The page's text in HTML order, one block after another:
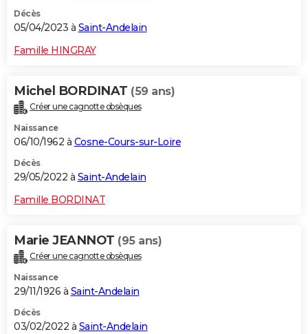
Décès
05/04/2023 à Saint-Andelain
Famille HINGRAY
Michel BORDINAT (59 ans)
Créer une cagnotte obsèques
Naissance
06/10/1962 à Cosne-Cours-sur-Loire
Décès
29/05/2022 à Saint-Andelain
Famille BORDINAT
Marie JEANNOT (95 ans)
Créer une cagnotte obsèques
Naissance
29/11/1926 à Saint-Andelain
Décès
03/02/2022 à Saint-Andelain